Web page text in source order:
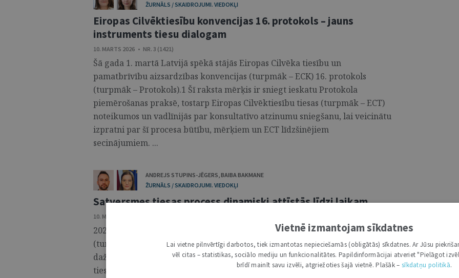
ŽURNĀLS / SKAIDROJUMI. VIEDOKĻI
Eiropas Cilvēktiesību konvencijas 16. protokols – jauns
instruments tiesu dialogam
10. MARTS 2026 • NR. 3 (1421)
Šā gada 1. martā Latvijā spēkā stājās Eiropas Cilvēka tiesību un
pamatbrīvību aizsardzības konvencijas (turpmāk – ECK) 16. protokols
(turpmāk – Protokols).1 Šī raksta mērķis ir sniegt ieskatu Protokola
piemērošanas praksē, tostarp Eiropas Cilvēktiesību tiesas (turpmāk – ECT)
noteikumos un vadlīnijās par konsultatīvo atzinumu sniegšanu, lai veicinātu
izpratni par šī procesa būtību, mērķiem un ECT līdzšinējiem
secinājumiem. ...
ANDREJS STUPINS-JĒGERS,BAIBA BAKMANE
ŽURNĀLS / SKAIDROJUMI. VIEDOKĻI
Satversmes tiesas process dinamiski attīstās līdzi laikam
10. MARTS 2026 • NR. 3 (1421)
2026. gada 18. februārī stājās spēkā Satversmes tiesas likuma grozījumi
(turpmāk – Grozījumi), kurus vairāk nekā desmit gadu gaitā izlolojuši
dažādu “paaudžu” Satversmes tiesas tiesneši un darbinieki. Satversmes
tiesas pamatfunkcija – tiesas spriešana – nav izolēta un iet līdzi laikam, tāpēc
Vietnē izmantojam sīkdatnes
Lai vietne pilnvērtīgi darbotos, tiek izmantotas nepieciešamās (obligātās) sīkdatnes. Ar Jūsu
vēl citas – statistikas, sociālo mediju un funkcionalitātes. Papildinformācijai atveriet "Pielāgot
brīdī mainīt savu izvēli, atgriežoties šajā vietnē. Plašāk – sīkdatņu politikā.